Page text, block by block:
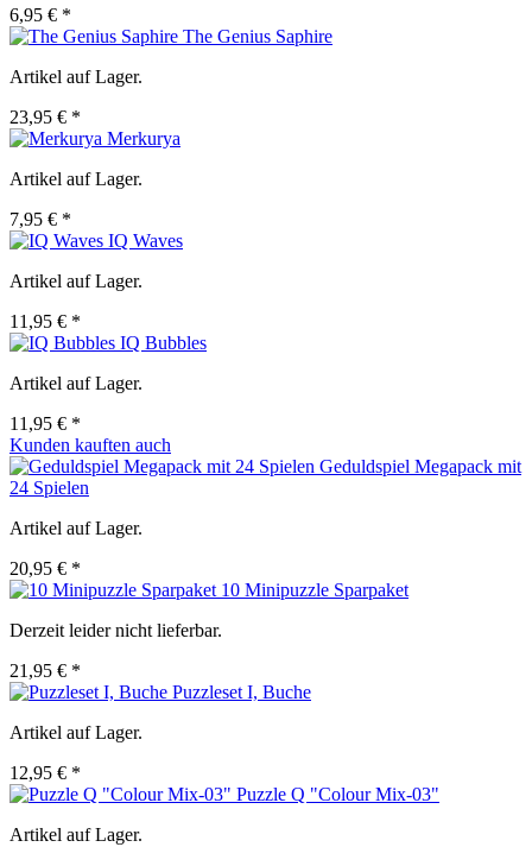
6,95 € *
The Genius Saphire
Artikel auf Lager.
23,95 € *
Merkurya
Artikel auf Lager.
7,95 € *
IQ Waves
Artikel auf Lager.
11,95 € *
IQ Bubbles
Artikel auf Lager.
11,95 € *
Kunden kauften auch
Geduldspiel Megapack mit
24 Spielen
Artikel auf Lager.
20,95 € *
10 Minipuzzle Sparpaket
Derzeit leider nicht lieferbar.
21,95 € *
Puzzleset I, Buche
Artikel auf Lager.
12,95 € *
Puzzle Q "Colour Mix-03"
Artikel auf Lager.